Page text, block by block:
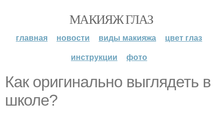
МАКИЯЖ ГЛАЗ
главная новости виды макияжа
цвет глаз
инструкции
фото
Как оригинально выглядеть в
школе?